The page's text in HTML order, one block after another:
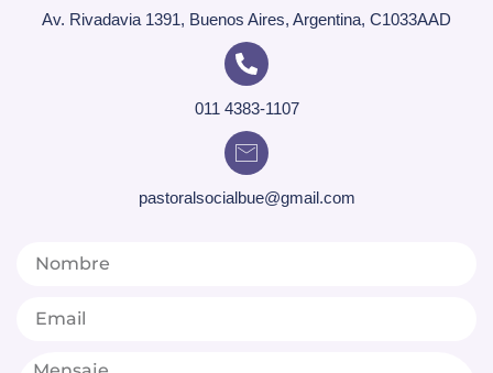
Av. Rivadavia 1391, Buenos Aires, Argentina, C1033AAD
011 4383-1107
pastoralsocialbue@gmail.com